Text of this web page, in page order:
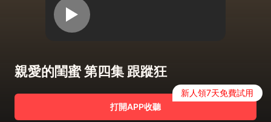
親愛的閨蜜 第四集 跟蹤狂
打開APP收聽
新人領7天免費試用